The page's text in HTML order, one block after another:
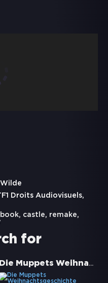
Wilde
Droits Audiovisuels,
, castle, remake,
for
Die Muppets Weihnachtsgeschichte